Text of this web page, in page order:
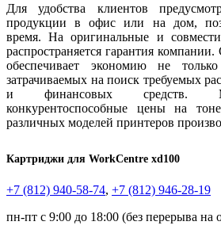
Для удобства клиентов
продукции в офис или на дом,
время. На оригинальные и
распространяется гарантия
обеспечивает экономию не
затрачиваемых на поиск требуемых
и финансовых средств.
конкурентоспособные цены на
различных моделей принтеров
Картриджи для WorkCentre xd100
+7 (812) 940-58-74, +7 (812) 946-28-19
пн-пт с 9:00 до 18:00 (без перерыва на